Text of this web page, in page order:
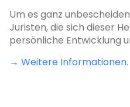
Um es ganz
Juristen, die sich dieser
persönliche Entwicklung
→ Weitere Informationen.